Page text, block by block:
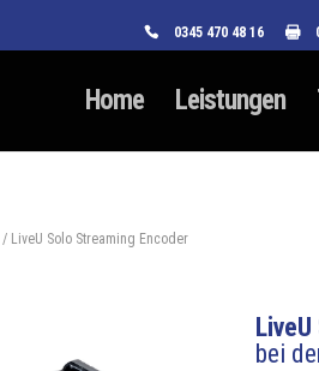
0345 470 48 16
Home Leistungen
/ LiveU Solo Streaming Encoder
bei